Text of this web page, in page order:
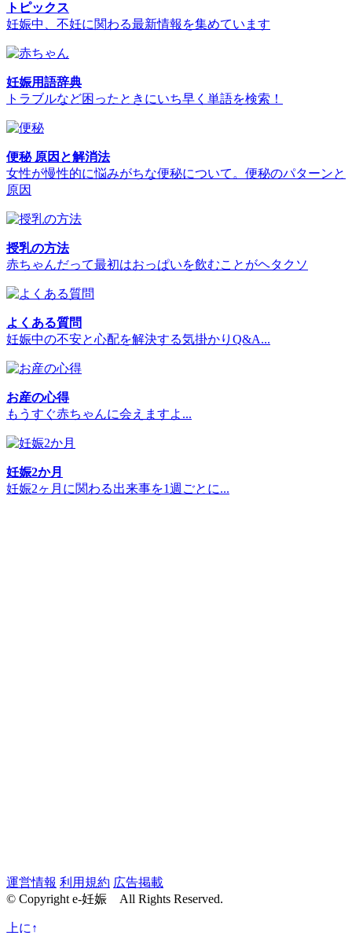
トピックス
妊娠中、不妊に関わる最新情報を集めています
妊娠用語辞典
トラブルなど困ったときにいち早く単語を検索！
便秘 原因と解消法
女性が慢性的に悩みがちな便秘について。便秘のパターンと
原因
授乳の方法
赤ちゃんだって最初はおっぱいを飲むことがヘタクソ
よくある質問
妊娠中の不安と心配を解決する気掛かりQ&A...
お産の心得
もうすぐ赤ちゃんに会えますよ...
妊娠2か月
妊娠2ヶ月に関わる出来事を1週ごとに...
運営情報 利用規約 広告掲載
© Copyright e-妊娠 All Rights Reserved.
上に↑